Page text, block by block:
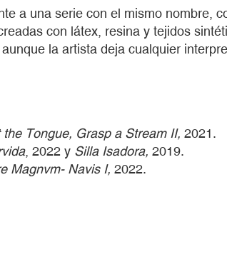
a una serie con el mismo nombre,
con látex, resina y tejidos
la artista deja cualquier
the Tongue, Grasp a Stream II, 2021.
, 2022 y Silla Isadora, 2019.
Magnvm- Navis I, 2022.